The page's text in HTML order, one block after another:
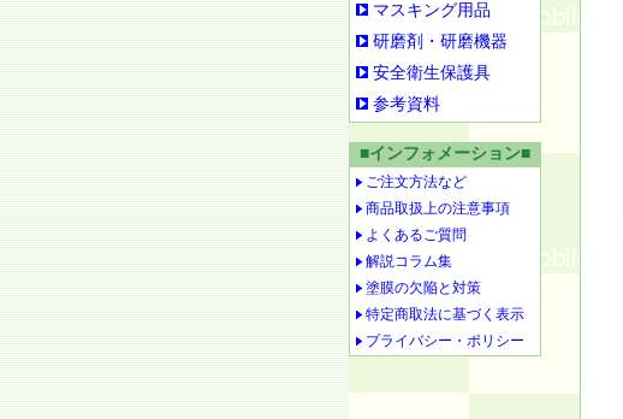
マスキング用品
研磨剤・研磨機器
安全衛生保護具
参考資料
■インフォメーション■
ご注文方法など
商品取扱上の注意事項
よくあるご質問
解説コラム集
塗膜の欠陥と対策
特定商取法に基づく表示
プライバシー・ポリシー